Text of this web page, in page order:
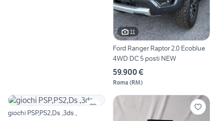
11
Ford Ranger Raptor 2.0 Ecoblue
4WD DC 5 posti NEW
59.900 €
Roma (RM)
giochi PSP,PS2,Ds ,3ds ,